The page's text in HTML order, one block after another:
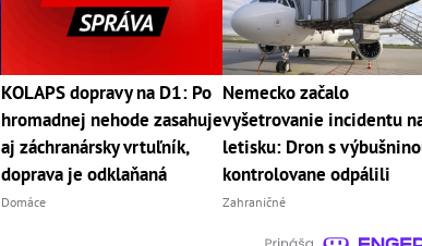
KOLAPS dopravy na D1: Po
hromadnej nehode zasahuje
aj záchranársky vrtuľník,
doprava je odklaňaná
Domáce
Nemecko začalo
vyšetrovanie incidentu
letisku: Dron s
kontrolovane odpálili
Zahraničné